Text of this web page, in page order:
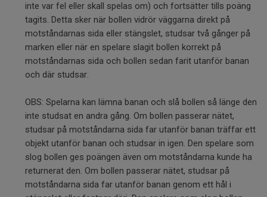
inte var fel eller skall spelas om) och fortsätter tills poäng
tagits. Detta sker när bollen vidrör väggarna direkt på
motståndarnas sida eller stängslet, studsar två gånger på
marken eller när en spelare slagit bollen korrekt på
motståndarnas sida och bollen sedan farit utanför banan
och där studsar.
OBS: Spelarna kan lämna banan och slå bollen så länge den
inte studsat en andra gång. Om bollen passerar nätet,
studsar på motståndarna sida far utanför banan träffar ett
objekt utanför banan och studsar in igen. Den spelare som
slog bollen ges poängen även om motståndarna kunde ha
returnerat den. Om bollen passerar nätet, studsar på
motståndarna sida far utanför banan genom ett hål i